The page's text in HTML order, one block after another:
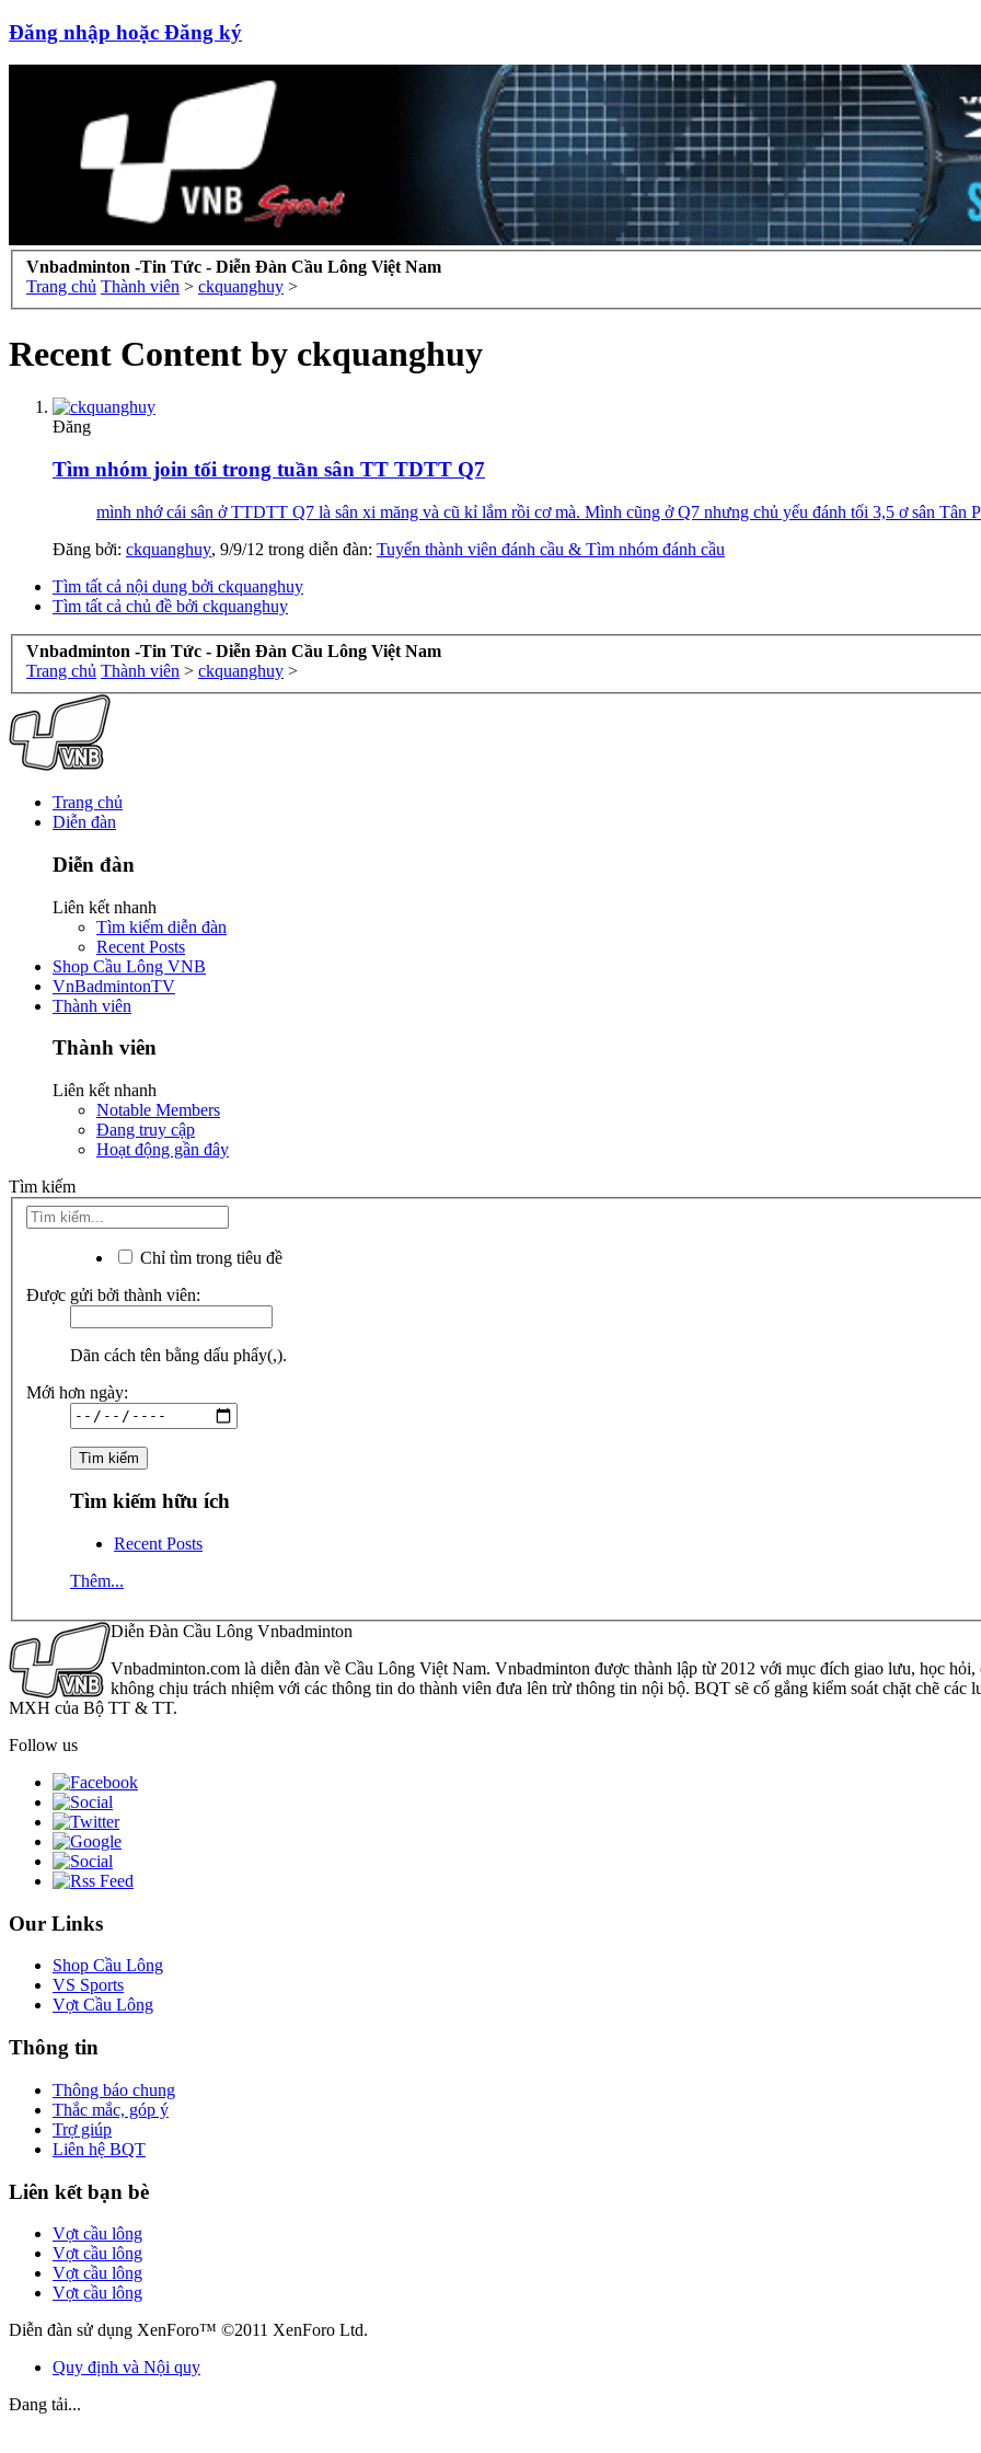
Đăng nhập hoặc Đăng ký
Vnbadminton -Tin Tức - Diễn Đàn Cầu Lông Việt Nam
Trang chủ Thành viên > ckquanghuy >
Recent Content by ckquanghuy
Đăng
Tìm nhóm join tối trong tuần sân TT TDTT Q7
mình nhớ cái sân ở TTDTT Q7 là sân xi măng và cũ kỉ lắm rồi cơ mà. Mình cũng ở Q7 nhưng chủ yếu đánh tối 3,5 ơ sân Tân
Đăng bởi: ckquanghuy, 9/9/12 trong diễn đàn: Tuyển thành viên đánh cầu & Tìm nhóm đánh cầu
Tìm tất cả nội dung bởi ckquanghuy
Tìm tất cả chủ đề bởi ckquanghuy
Vnbadminton -Tin Tức - Diễn Đàn Cầu Lông Việt Nam
Trang chủ Thành viên > ckquanghuy >
Trang chủ
Diễn đàn
Diễn đàn
Liên kết nhanh
Tìm kiếm diễn đàn
Recent Posts
Shop Cầu Lông VNB
VnBadmintonTV
Thành viên
Thành viên
Liên kết nhanh
Notable Members
Đang truy cập
Hoạt động gần đây
Tìm kiếm
Chỉ tìm trong tiêu đề
Được gửi bởi thành viên:
Dãn cách tên bằng dấu phẩy(,).
Mới hơn ngày:
Tìm kiếm hữu ích
Recent Posts
Thêm...
Diễn Đàn Cầu Lông Vnbadminton
Vnbadminton.com là diễn đàn về Cầu Lông Việt Nam. Vnbadminton được thành lập từ 2012 với mục đích giao lưu, học
không chịu trách nhiệm với các thông tin do thành viên đưa lên trừ thông tin nội bộ. BQT sẽ cố gắng kiểm soát chặt chẽ các
MXH của Bộ TT & TT.
Follow us
Our Links
Shop Cầu Lông
VS Sports
Vợt Cầu Lông
Thông tin
Thông báo chung
Thắc mắc, góp ý
Trợ giúp
Liên hệ BQT
Liên kết bạn bè
Vợt cầu lông
Vợt cầu lông
Vợt cầu lông
Vợt cầu lông
Diễn đàn sử dụng XenForo™ ©2011 XenForo Ltd.
Quy định và Nội quy
Đang tải...